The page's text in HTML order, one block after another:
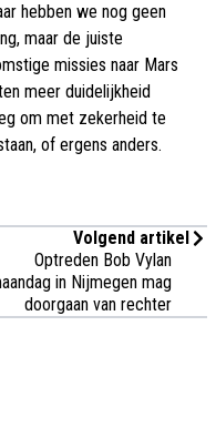
hebben we nog geen
maar de juiste
missies naar Mars
meer duidelijkheid
om met zekerheid te
of ergens anders.
Volgend artikel
Optreden Bob Vylan
in Nijmegen mag
doorgaan van rechter